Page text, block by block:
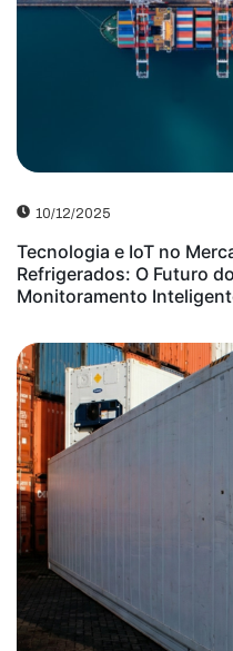
10/12/2025
Tecnologia e IoT no
Refrigerados: O Futuro
Monitoramento